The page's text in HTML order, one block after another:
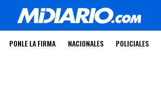
PONLE LA FIRMA NACIONALES POLICIALES